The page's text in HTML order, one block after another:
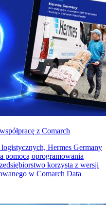
z Comarch
Hermes Germany
pomocą oprogramowania
korzysta z wersji
w Comarch Data